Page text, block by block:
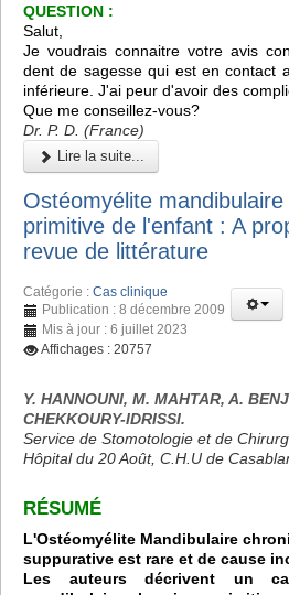
QUESTION :
Salut,
Je voudrais connaitre votre avis
dent de sagesse qui est en contact
inférieure. J'ai peur d'avoir des
Que me conseillez-vous?
Dr. P. D. (France)
Lire la suite...
Ostéomyélite
primitive de l'enfant : A
revue de littérature
Catégorie : Cas clinique
Publication : 8 décembre 2009
Mis à jour : 6 juillet 2023
Affichages : 20757
Y. HANNOUNI, M. MAHTAR, A.
CHEKKOURY-IDRISSI.
Service de Stomotologie et de
Hôpital du 20 Août, C.H.U de
RÉSUMÉ
L'Ostéomyélite Mandibulaire
suppurative est rare et de cause
Les auteurs décrivent un